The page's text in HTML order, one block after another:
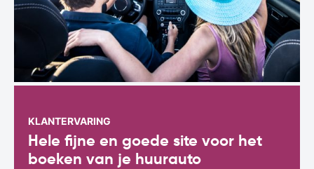
KLANTERVARING
Hele fijne en goede site voor het
boeken van je huurauto